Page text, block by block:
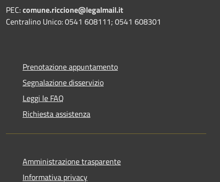
PEC:comune.riccione@legalmail.it
Centralino Unico: 0541 608111; 0541 608301
Prenotazione appuntamento
Segnalazione disservizio
Leggi le FAQ
Richiesta assistenza
Amministrazione trasparente
Informativa privacy